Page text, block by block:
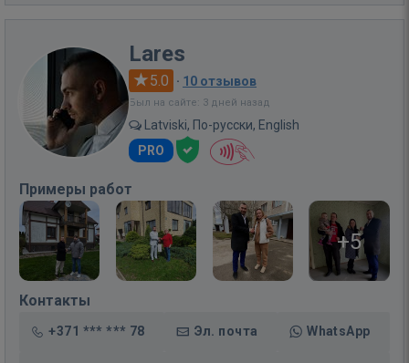
Lares
5.0 · 10 отзывов
Был на сайте: 3 дней назад
Latviski, По-русски, English
PRO
Примеры работ
+5
Контакты
+371 *** *** 78 Эл. почта WhatsApp